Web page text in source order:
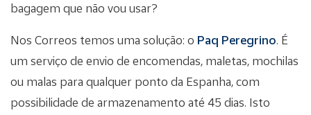
bagagem que não vou usar?
Nos Correos temos uma solução: o Paq Peregrino. É
um serviço de envio de encomendas, maletas, mochilas
ou malas para qualquer ponto da Espanha, com
possibilidade de armazenamento até 45 dias. Isto